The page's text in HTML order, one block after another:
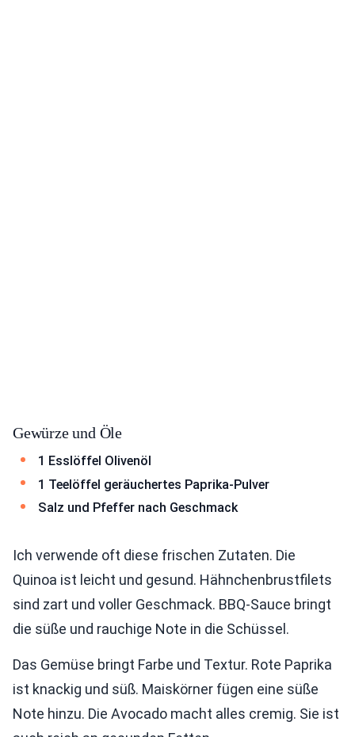
Gewürze und Öle
1 Esslöffel Olivenöl
1 Teelöffel geräuchertes Paprika-Pulver
Salz und Pfeffer nach Geschmack
Ich verwende oft diese frischen Zutaten. Die
Quinoa ist leicht und gesund. Hähnchenbrustfilets
sind zart und voller Geschmack. BBQ-Sauce bringt
die süße und rauchige Note in die Schüssel.
Das Gemüse bringt Farbe und Textur. Rote Paprika
ist knackig und süß. Maiskörner fügen eine süße
Note hinzu. Die Avocado macht alles cremig. Sie ist